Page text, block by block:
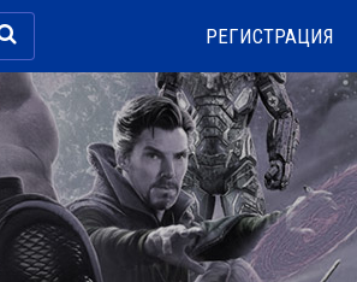
РЕГИСТРАЦИЯ